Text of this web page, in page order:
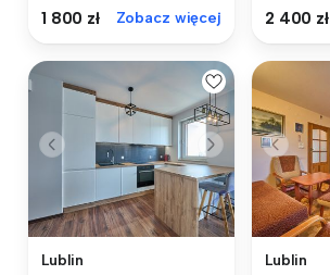
1 800 zł Zobacz więcej 2 400 zł
Lublin Lublin